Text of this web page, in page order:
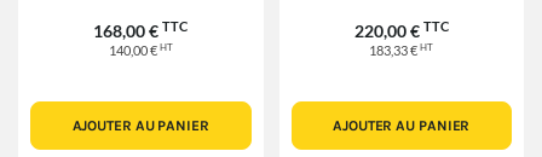
168,00 € TTC
140,00 € HT
AJOUTER AU PANIER
220,00 € TTC
183,33 €HT
AJOUTER AU PANIER